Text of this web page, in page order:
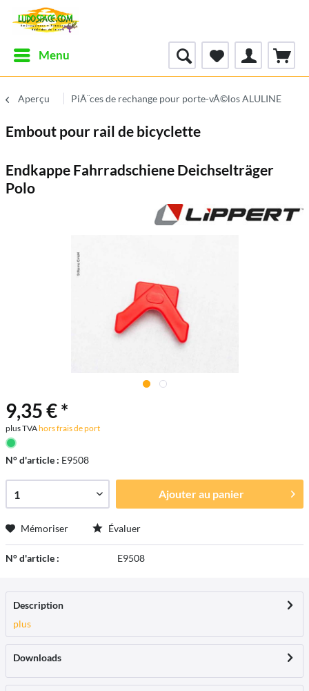
Menu
Aperçu PiÃ¨ces de rechange pour porte-vÃ©los ALULINE
Embout pour rail de bicyclette
Endkappe Fahrradschiene Deichselträger
Polo
9,35 € *
plus TVAhors frais de port
N° d'article : E9508
Ajouter au panier
Mémoriser Évaluer
N° d'article : E9508
Description
plus
Downloads